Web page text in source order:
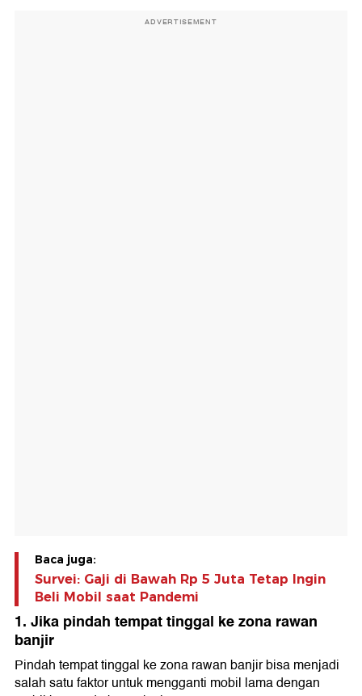
ADVERTISEMENT
Baca juga:
Survei: Gaji di Bawah Rp 5 Juta Tetap Ingin
Beli Mobil saat Pandemi
1. Jika pindah tempat tinggal ke zona rawan
banjir
Pindah tempat tinggal ke zona rawan banjir bisa menjadi
salah satu faktor untuk mengganti mobil lama dengan